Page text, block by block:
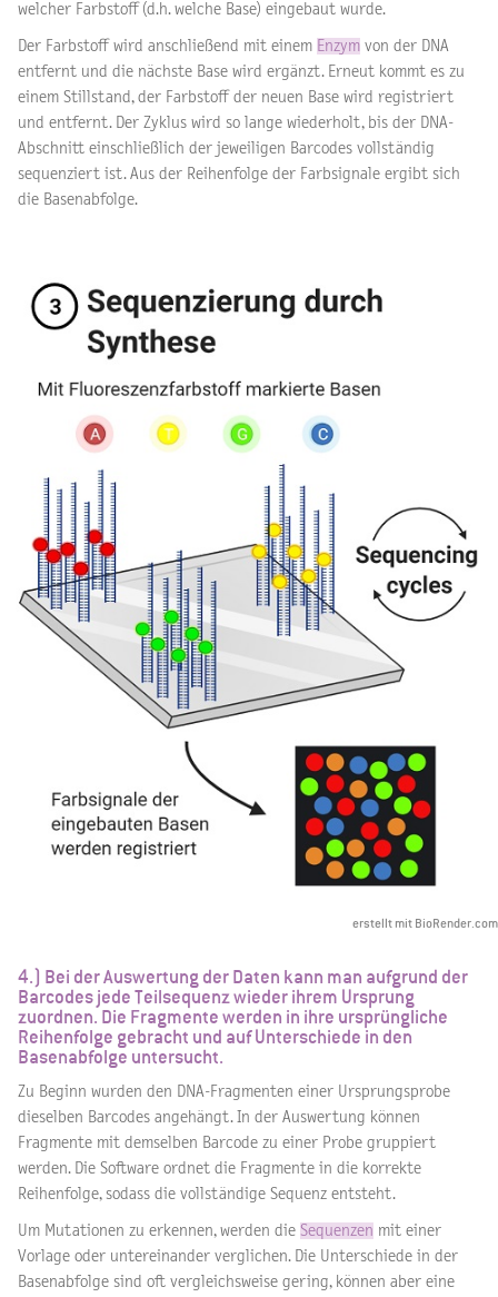
welcher Farbstoff (d.h. welche Base) eingebaut wurde.
Der Farbstoff wird anschließend mit einem Enzym von der DNA
entfernt und die nächste Base wird ergänzt. Erneut kommt es zu
einem Stillstand, der Farbstoff der neuen Base wird registriert
und entfernt. Der Zyklus wird so lange wiederholt, bis der DNA-
Abschnitt einschließlich der jeweiligen Barcodes vollständig
sequenziert ist. Aus der Reihenfolge der Farbsignale ergibt sich
die Basenabfolge.
erstellt mit BioRender.com
4.) Bei der Auswertung der Daten kann man aufgrund der
Barcodes jede Teilsequenz wieder ihrem Ursprung
zuordnen. Die Fragmente werden in ihre ursprüngliche
Reihenfolge gebracht und auf Unterschiede in den
Basenabfolge untersucht.
Zu Beginn wurden den DNA-Fragmenten einer Ursprungsprobe
dieselben Barcodes angehängt. In der Auswertung können
Fragmente mit demselben Barcode zu einer Probe gruppiert
werden. Die Software ordnet die Fragmente in die korrekte
Reihenfolge, sodass die vollständige Sequenz entsteht.
Um Mutationen zu erkennen, werden die Sequenzen mit einer
Vorlage oder untereinander verglichen. Die Unterschiede in der
Basenabfolge sind oft vergleichsweise gering, können aber eine